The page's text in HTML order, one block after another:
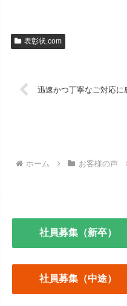
表彰状.com
迅速かつ丁寧なご対応に
ホーム お客様の声
社員募集（新卒）
社員募集（中途）